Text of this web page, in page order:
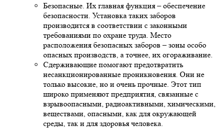
Безопасные. Их главная функция – обеспечение
безопасности. Установка таких заборов
производится в соответствии с законными
требованиями по охране труда. Место
расположения безопасных заборов – зоны особо
опасных производств, а точнее, их огораживание.
Сдерживающие помогают предотвратить
несанкционированные проникновения. Они не
только высокие, но и очень прочные. Этот тип
широко применяют предприятия, связанные с
взрывоопасными, радиоактивными, химическими,
веществами, опасными, как для окружающей
среды, так и для здоровья человека.